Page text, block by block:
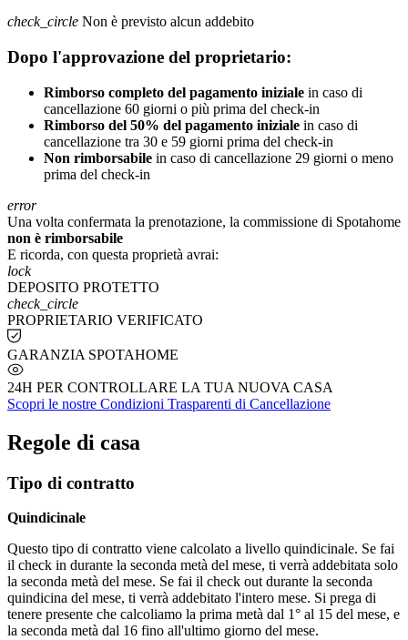
check_circle Non è previsto alcun addebito
Dopo l'approvazione del proprietario:
Rimborso completo del pagamento iniziale in caso di
cancellazione 60 giorni o più prima del check-in
Rimborso del 50% del pagamento iniziale in caso di
cancellazione tra 30 e 59 giorni prima del check-in
Non rimborsabile in caso di cancellazione 29 giorni o meno
prima del check-in
error
Una volta confermata la prenotazione, la commissione di Spotahome
non è rimborsabile
E ricorda, con questa proprietà avrai:
lock
DEPOSITO PROTETTO
check_circle
PROPRIETARIO VERIFICATO
GARANZIA SPOTAHOME
24H PER CONTROLLARE LA TUA NUOVA CASA
Scopri le nostre Condizioni Trasparenti di Cancellazione
Regole di casa
Tipo di contratto
Quindicinale
Questo tipo di contratto viene calcolato a livello quindicinale. Se fai
il check in durante la seconda metà del mese, ti verrà addebitata solo
la seconda metà del mese. Se fai il check out durante la seconda
quindicina del mese, ti verrà addebitato l'intero mese. Si prega di
tenere presente che calcoliamo la prima metà dal 1° al 15 del mese, e
la seconda metà dal 16 fino all'ultimo giorno del mese.